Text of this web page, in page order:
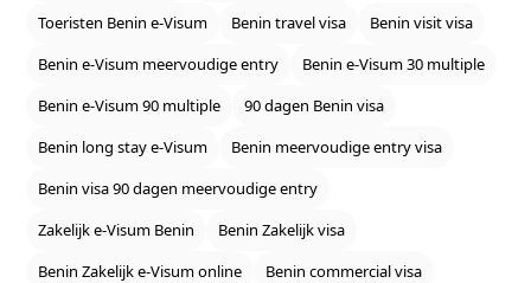
Toeristen Benin e‑Visum
Benin travel visa
Benin visit visa
Benin e‑Visum meervoudige entry
Benin e‑Visum 30 multiple
Benin e‑Visum 90 multiple
90 dagen Benin visa
Benin long stay e‑Visum
Benin meervoudige entry visa
Benin visa 90 dagen meervoudige entry
Zakelijk e‑Visum Benin
Benin Zakelijk visa
Benin Zakelijk e‑Visum online
Benin commercial visa